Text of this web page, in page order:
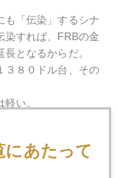
も「伝染」するシナ
染すれば、FRBの金
となるからだ。
３８０ドル台、その
い。
には、テレビの前
にあたって